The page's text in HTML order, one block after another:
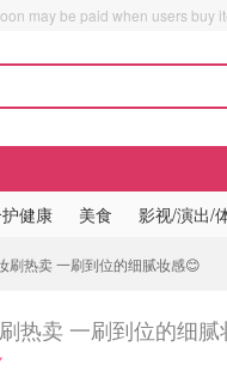
may be paid when users buy
健康 美食 影视/演出/
热卖 一刷到位的细腻妆感😊
热卖 一刷到位的细腻